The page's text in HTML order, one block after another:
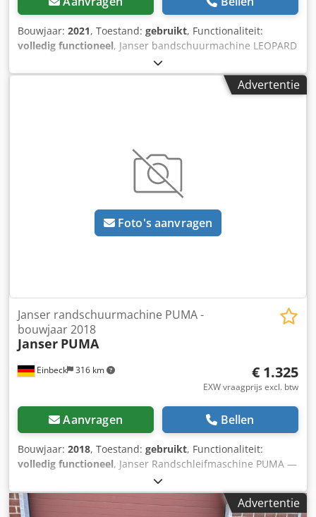
Bouwjaar: 2021, Toestand: gebruikt, Functionaliteit:
volledig functioneel, Janser bandschuurmachine LEOPARD
— Bouwjaar 2021 Gebruikt uit het professionele
verhuurpark van Kurt König Baumaschinen GmbH,
Einbeck. Staat & opmerkingen: - Staat: Gebruikt uit
Bezichtiging in 37574 Einbeck op afspraak mogelijk Prijs
2.300 EUR excl. BTW | EXW Einbeck | Levering op aanvraag
Advertentie
Foto's aanvragen
Einbeck 316 km
Janser randschuurmachine PUMA -
bouwjaar 2018
Janser PUMA
€ 1.325
EXW vraagprijs excl. btw
Aanvragen Bellen
Bouwjaar: 2018, Toestand: gebruikt, Functionaliteit:
volledig functioneel, Janser Randschleifmaschine PUMA —
bouwjaar 2018 Gebruikt, afkomstig uit het professionele
verhuurpark van Kurt König Baumaschinen GmbH,
Einbeck. Staat & opmerkingen: - Staat: gebruikt uitAdvertentie